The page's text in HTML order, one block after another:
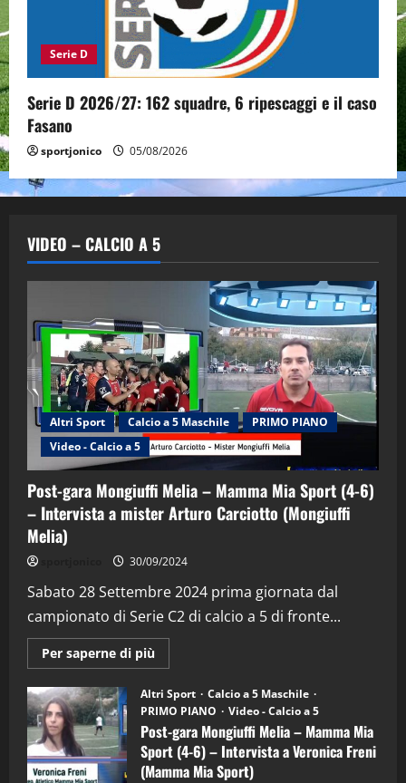
Serie D
Serie D 2026/27: 162 squadre, 6 ripescaggi e il caso
Fasano
sportjonico 05/08/2026
VIDEO – CALCIO A 5
Altri Sport Calcio a 5 Maschile
PRIMO PIANO
Video - Calcio a 5
Post-gara Mongiuffi Melia – Mamma Mia Sport (4-6)
– Intervista a mister Arturo Carciotto (Mongiuffi
Melia)
30/09/2024
Sabato 28 Settembre 2024 prima giornata dal
campionato di Serie C2 di calcio a 5 di fronte...
Per saperne di più
informazioni
Post-
gara
Mongiuffi
Melia
–
Mamma
Mia
Sport
Altri Sport
Calcio a 5 Maschile
PRIMO PIANO
Video - Calcio a 5
Post-gara Mongiuffi Melia – Mamma Mia
Sport (4-6) – Intervista a Veronica Freni
(Mamma Mia Sport)
2
“SportEmpire” in Podcast: 29^ Puntata
(Martedi 28 Aprile 2026)
28/04/2026
3
"SportEmpire" in Podcast
“SportEmpire” in Podcast: 28^ Puntata
(Martedi 21 Aprile 2026)
21/04/2026